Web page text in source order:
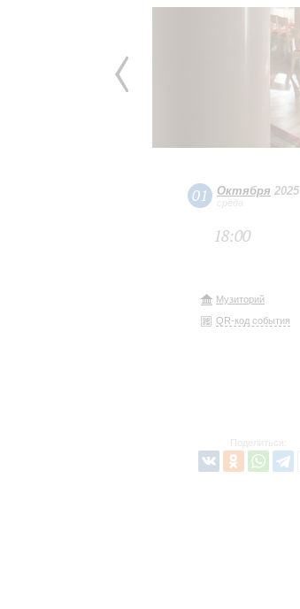
01 Октября 2025
среда
18:00
Музиторий
QR-код события
Поделиться: